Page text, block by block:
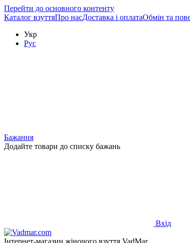
Перейти до основного контенту
Каталог взуттяПро насДоставка і оплатаОбмін та
Укр
Рус
Бажання
Додайте товари до списку бажань
Вхід
Інтернет-магазин жіночого взуття VadMar